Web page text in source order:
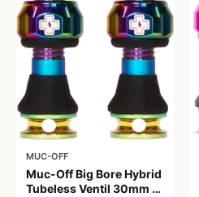
MUC-OFF
Muc-Off Big Bore Hybrid
Tubeless Ventil 30mm -